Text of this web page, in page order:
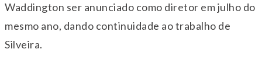
Waddington ser anunciado como diretor em julho do
mesmo ano, dando continuidade ao trabalho de
Silveira.